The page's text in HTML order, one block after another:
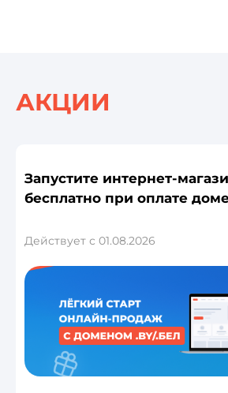
АКЦИИ
Запустите интернет-
бесплатно при оплате
Действует с 01.08.2026